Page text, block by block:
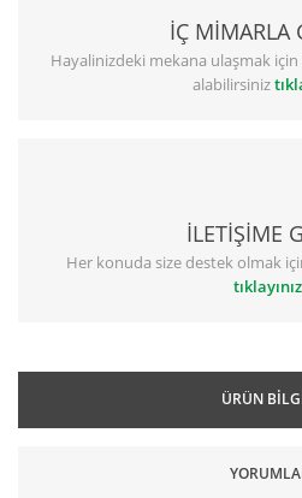
İÇ MİMARLA
Hayalinizdeki mekana ulaşmak için
alabilirsiniz
İLETİŞİME
Her konuda size destek olmak
ÜRÜN